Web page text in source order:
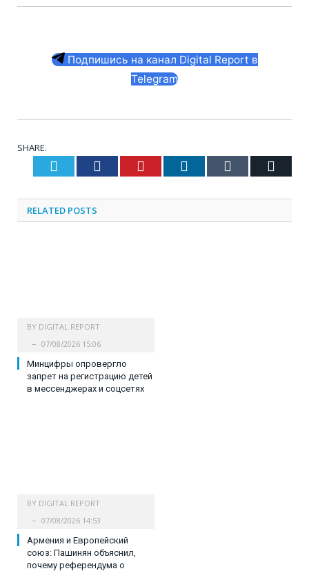
Подпишись на канал Digital Report в
Telegram
SHARE.
Twitter Facebook Pinterest LinkedIn Tumblr
RELATED POSTS
BY DIGITAL REPORT
07/08/2026 15:06
Минцифры опровергло
запрет на регистрацию детей
в мессенджерах и соцсетях
BY DIGITAL REPORT
07/08/2026 14:53
Армения и Европейский
союз: Пашинян объяснил,
почему референдума о